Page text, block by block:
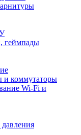
геймпады
и коммутаторы
Wi-Fi и